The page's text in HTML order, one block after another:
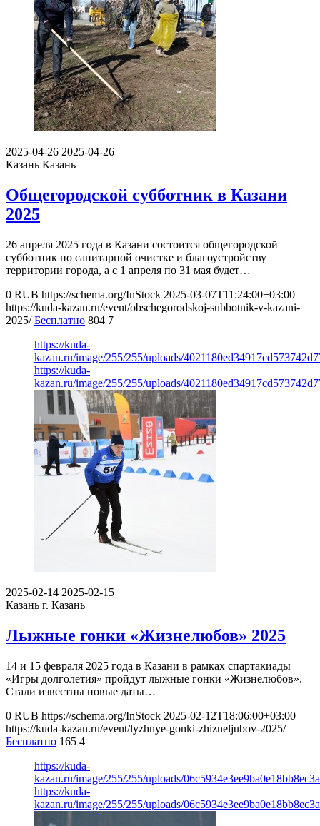
2025-04-26 2025-04-26
Казань Казань
Общегородской субботник в Казани
2025
26 апреля 2025 года в Казани состоится общегородской
субботник по санитарной очистке и благоустройству
территории города, а с 1 апреля по 31 мая будет…
0 RUB https://schema.org/InStock 2025-03-07T11:24:00+03:00
https://kuda-kazan.ru/event/obschegorodskoj-subbotnik-v-kazani-
2025/ Бесплатно 804 7
https://kuda-
kazan.ru/image/255/255/uploads/
https://kuda-
kazan.ru/image/255/255/uploads/
2025-02-14 2025-02-15
Казань г. Казань
Лыжные гонки «Жизнелюбов» 2025
14 и 15 февраля 2025 года в Казани в рамках спартакиады
«Игры долголетия» пройдут лыжные гонки «Жизнелюбов».
Стали известны новые даты…
0 RUB https://schema.org/InStock 2025-02-12T18:06:00+03:00
https://kuda-kazan.ru/event/lyzhnye-gonki-zhizneljubov-2025/
Бесплатно 165 4
https://kuda-
kazan.ru/image/255/255/uploads/
https://kuda-
kazan.ru/image/255/255/uploads/